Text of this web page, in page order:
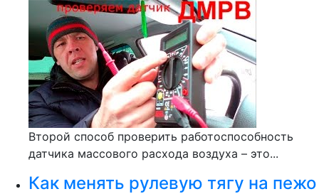
Второй способ проверить работоспособность
датчика массового расхода воздуха – это...
Как менять рулевую тягу на пежо